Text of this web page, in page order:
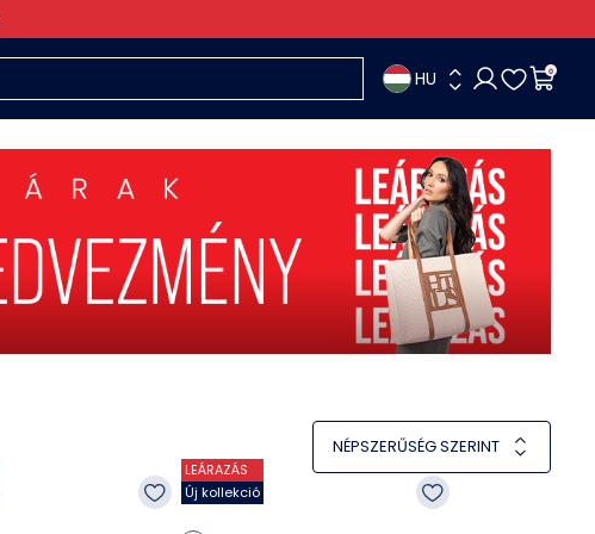
HU 0
NÉPSZERŰSÉG SZERINT
LEÁRAZÁS
Új kollekció